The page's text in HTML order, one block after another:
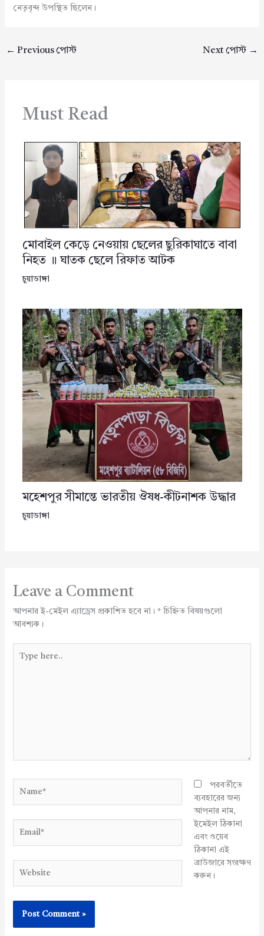
নেতৃবৃন্দ উপস্থিত ছিলেন।
← Previous পোস্ট Next পোস্ট →
Must Read
মোবাইল কেড়ে নেওয়ায় ছেলের ছুরিকাঘাতে বাবা
নিহত ॥ ঘাতক ছেলে রিফাত আটক
চুয়াডাঙ্গা
মহেশপুর সীমান্তে ভারতীয় ঔষধ-কীটনাশক উদ্ধার
চুয়াডাঙ্গা
Leave a Comment
আপনার ই-মেইল এ্যাড্রেস প্রকাশিত হবে না। *চিহ্নিত বিষয়গুলো
আবশ্যক।
here..
পরবর্তীতে
ব্যবহারের জন্য
আপনার নাম,
ইমেইল ঠিকানা
এবং ওয়েব
ঠিকানা এই
ব্রাউজারে সংরক্ষণ
করুন।